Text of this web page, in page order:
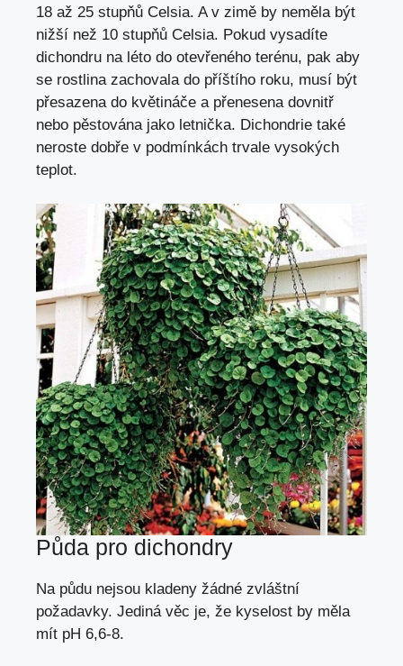
18 až 25 stupňů Celsia. A v zimě by neměla být
nižší než 10 stupňů Celsia. Pokud vysadíte
dichondru na léto do otevřeného terénu, pak aby
se rostlina zachovala do příštího roku, musí být
přesazena do květináče a přenesena dovnitř
nebo pěstována jako letnička. Dichondrie také
neroste dobře v podmínkách trvale vysokých
teplot.
Půda pro dichondry
Na půdu nejsou kladeny žádné zvláštní
požadavky. Jediná věc je, že kyselost by měla
mít pH 6,6-8.